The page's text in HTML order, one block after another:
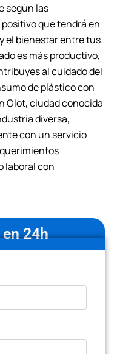
según las
que tendrá en
el bienestar entre tus
es más productivo,
al cuidado del
de plástico con
Olot, ciudad conocida
diversa,
con un servicio
laboral con
24h